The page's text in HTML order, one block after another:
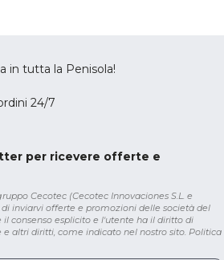
in tutta la Penisola!
24/7
per ricevere offerte e
Cecotec (Cecotec Innovaciones S.L. e
di inviarvi offerte e promozioni delle società del
consenso esplicito e l'utente ha il diritto di
e altri diritti, come indicato nel nostro sito. Politica